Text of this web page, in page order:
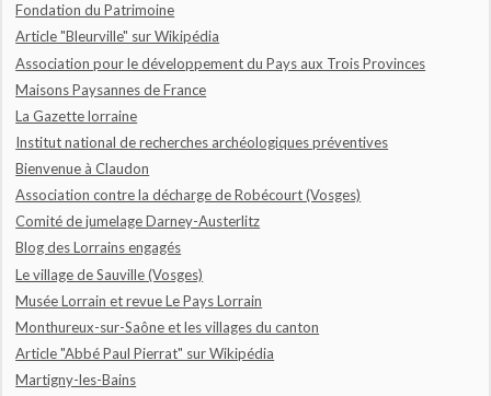
Fondation du Patrimoine
Article "Bleurville" sur Wikipédia
Association pour le développement du Pays aux Trois Provinces
Maisons Paysannes de France
La Gazette lorraine
Institut national de recherches archéologiques préventives
Bienvenue à Claudon
Association contre la décharge de Robécourt (Vosges)
Comité de jumelage Darney-Austerlitz
Blog des Lorrains engagés
Le village de Sauville (Vosges)
Musée Lorrain et revue Le Pays Lorrain
Monthureux-sur-Saône et les villages du canton
Article "Abbé Paul Pierrat" sur Wikipédia
Martigny-les-Bains